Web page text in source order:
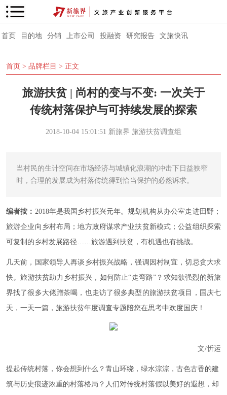
首页 目的地 分销 上市公司 投融资 研究报告 文旅快讯
首页 > 品牌栏目 > 正文
旅游扶贫 | 尚村的变与不变: 一次关于
传统村落保护与可持续发展的探索
2018-10-04 15:01:51 新旅界 旅游扶贫调查组
当村民的生计空间在市场经济与城镇化浪潮的冲击下日益狭窄
时，合理的发展成为村落传统得到恰当保护的必然诉求。
编者按： 2018年是我国乡村振兴元年。规划机构从办公室走进田野；
旅游企业向乡村布局；地方政府谋求产业扶贫新模式；公益组织探索
可复制的乡村发展路径……旅游遇到扶贫，有机遇也有挑战。
几天前，国家领导人再谈乡村振兴战略，强调因村制宜，切忌贪大求
快。旅游扶贫助力乡村振兴，如何防止“走弯路”？求知欲强烈的新旅
界找了很多大佬蹭茶喝，也走访了很多典型的旅游扶贫项目，国庆七
天，一天一篇，旅游扶贫年度调查专题陪您在思考中欢度国庆！
文/忻运
提起传统村落，你会想到什么？青山环绕，绿水淙淙，古色古香的建
筑与历史痕迹浓重的村落格局？人们对传统村落假以美好的遐想，却